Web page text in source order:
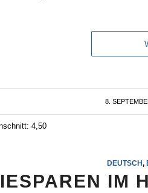
8. /
4,50
DEUTSCH ,
IM